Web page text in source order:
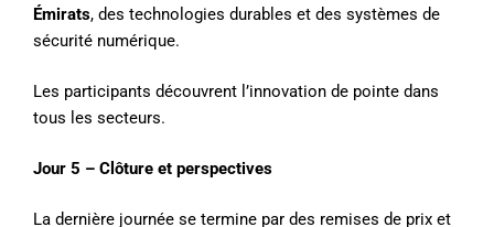
Émirats, des technologies durables et des systèmes de
sécurité numérique.
Les participants découvrent l’innovation de pointe dans
tous les secteurs.
Jour 5 – Clôture et perspectives
La dernière journée se termine par des remises de prix et